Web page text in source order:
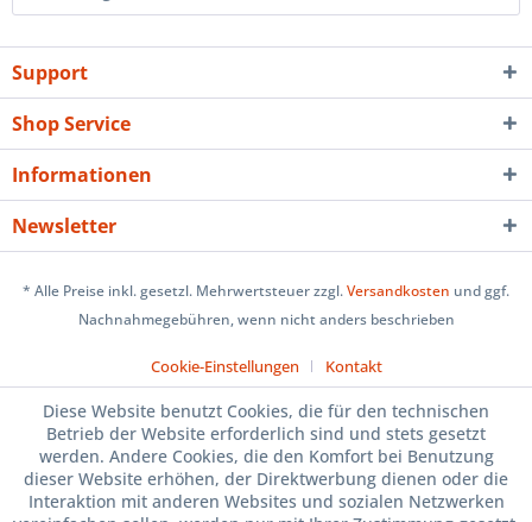
Support
Shop Service
Informationen
Newsletter
* Alle Preise inkl. gesetzl. Mehrwertsteuer zzgl.Versandkosten und ggf.
Nachnahmegebühren, wenn nicht anders beschrieben
Cookie-Einstellungen Kontakt
Diese Website benutzt Cookies, die für den technischen
Betrieb der Website erforderlich sind und stets gesetzt
werden. Andere Cookies, die den Komfort bei Benutzung
dieser Website erhöhen, der Direktwerbung dienen oder die
Interaktion mit anderen Websites und sozialen Netzwerken